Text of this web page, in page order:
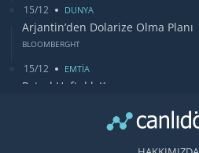
15/12 DUNYA
Arjantin’den Dolarize Olma Planı
BLOOMBERGHT
15/12 EMTİA
Petrol Haftalık Kazancı
Bugün Gözler Fed Faiz Kararında